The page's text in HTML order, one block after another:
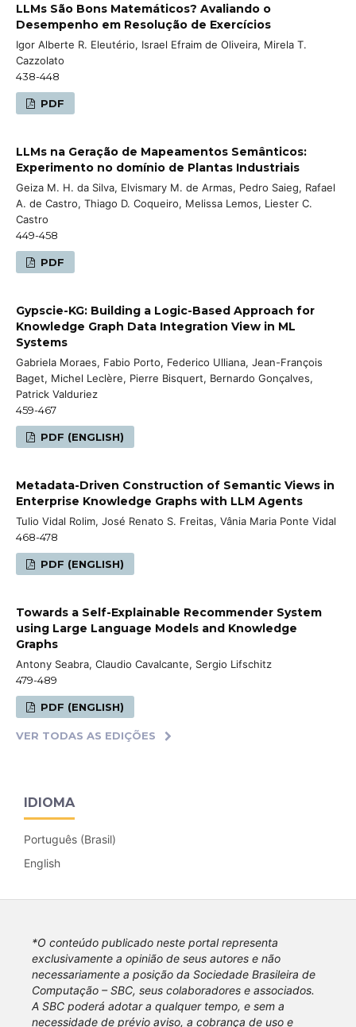
LLMs São Bons Matemáticos? Avaliando o
Desempenho em Resolução de Exercícios
Igor Alberte R. Eleutério, Israel Efraim de Oliveira, Mirela T.
Cazzolato
438-448
PDF
LLMs na Geração de Mapeamentos Semânticos:
Experimento no domínio de Plantas Industriais
Geiza M. H. da Silva, Elvismary M. de Armas, Pedro Saieg, Rafael
A. de Castro, Thiago D. Coqueiro, Melissa Lemos, Liester C.
Castro
449-458
PDF
Gypscie-KG: Building a Logic-Based Approach for
Knowledge Graph Data Integration View in ML
Systems
Gabriela Moraes, Fabio Porto, Federico Ulliana, Jean-François
Baget, Michel Leclère, Pierre Bisquert, Bernardo Gonçalves,
Patrick Valduriez
459-467
PDF (ENGLISH)
Metadata-Driven Construction of Semantic Views in
Enterprise Knowledge Graphs with LLM Agents
Tulio Vidal Rolim, José Renato S. Freitas, Vânia Maria Ponte Vidal
468-478
PDF (ENGLISH)
Towards a Self-Explainable Recommender System
using Large Language Models and Knowledge
Graphs
Antony Seabra, Claudio Cavalcante, Sergio Lifschitz
479-489
PDF (ENGLISH)
VER TODAS AS EDIÇÕES
IDIOMA
Português (Brasil)
English
*O conteúdo publicado neste portal representa
exclusivamente a opinião de seus autores e não
necessariamente a posição da Sociedade Brasileira de
Computação – SBC, seus colaboradores e associados.
A SBC poderá adotar a qualquer tempo, e sem a
necessidade de prévio aviso, a cobrança de uso e